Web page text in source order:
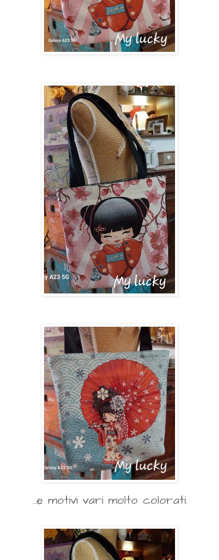
...e motivi vari molto colorati.